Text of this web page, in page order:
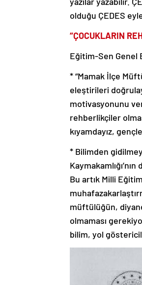
olduğu ÇEDES
“ÇOCUKLARIN
Eğitim-Sen Genel
* “Mamak İlçe
eleştirileri
motivasyonunu
rehberlikçiler
kıyamdayız,
* Bilimden
Bu artık Milli
müftülüğün,
olmaması
bilim, yol